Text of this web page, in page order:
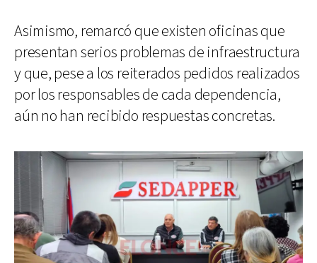
Asimismo, remarcó que existen oficinas que
presentan serios problemas de infraestructura
y que, pese a los reiterados pedidos realizados
por los responsables de cada dependencia,
aún no han recibido respuestas concretas.